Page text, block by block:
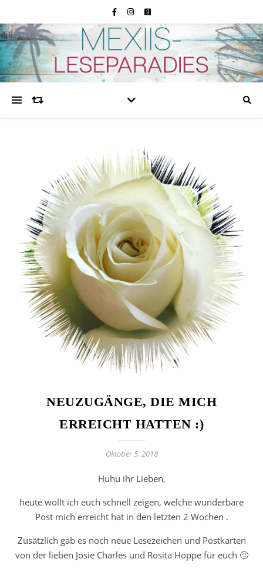
NEUZUGÄNGE, DIE MICH
ERREICHT HATTEN :)
Oktober 5, 2018
Huhu ihr Lieben,
heute wollt ich euch schnell zeigen, welche wunderbare
Post mich erreicht hat in den letzten 2 Wochen .
Zusätzlich gab es noch neue Lesezeichen und Postkarten
von der lieben Josie Charles und Rosita Hoppe für euch 🙂